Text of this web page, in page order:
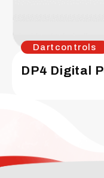
Dartcontrols